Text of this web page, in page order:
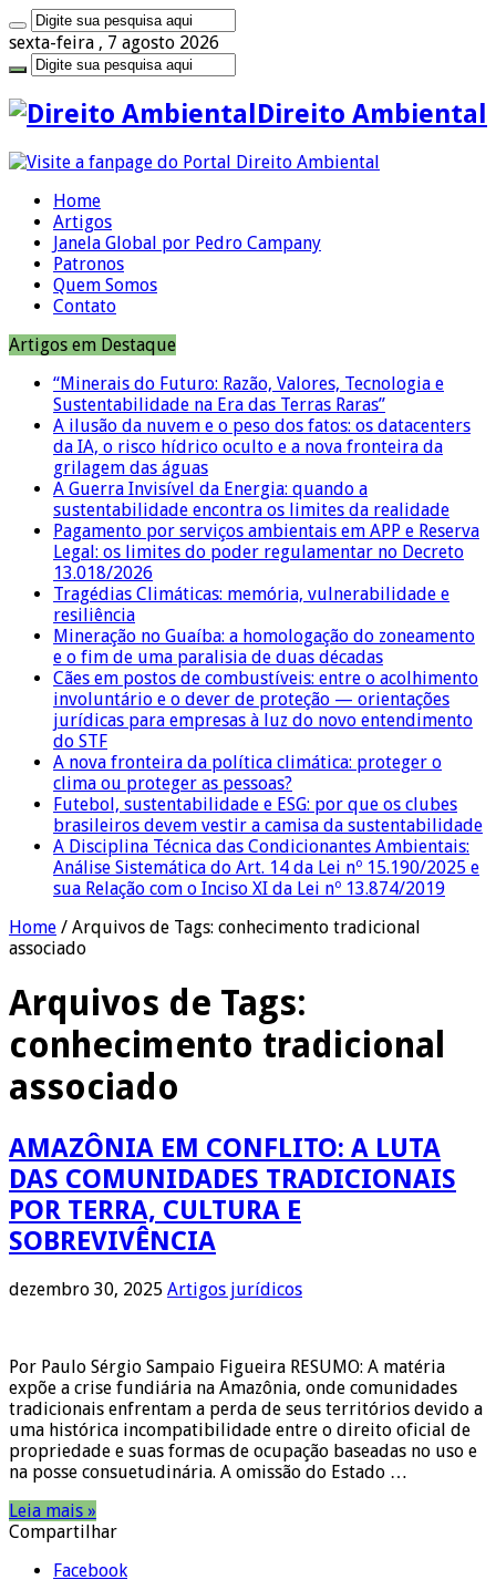
sexta-feira , 7 agosto 2026
Direito Ambiental
Home
Artigos
Janela Global por Pedro Campany
Patronos
Quem Somos
Contato
Artigos em Destaque
“Minerais do Futuro: Razão, Valores, Tecnologia e
Sustentabilidade na Era das Terras Raras”
A ilusão da nuvem e o peso dos fatos: os datacenters
da IA, o risco hídrico oculto e a nova fronteira da
grilagem das águas
A Guerra Invisível da Energia: quando a
sustentabilidade encontra os limites da realidade
Pagamento por serviços ambientais em APP e Reserva
Legal: os limites do poder regulamentar no Decreto
13.018/2026
Tragédias Climáticas: memória, vulnerabilidade e
resiliência
Mineração no Guaíba: a homologação do zoneamento
e o fim de uma paralisia de duas décadas
Cães em postos de combustíveis: entre o acolhimento
involuntário e o dever de proteção — orientações
jurídicas para empresas à luz do novo entendimento
do STF
A nova fronteira da política climática: proteger o
clima ou proteger as pessoas?
Futebol, sustentabilidade e ESG: por que os clubes
brasileiros devem vestir a camisa da sustentabilidade
A Disciplina Técnica das Condicionantes Ambientais:
Análise Sistemática do Art. 14 da Lei nº 15.190/2025 e
sua Relação com o Inciso XI da Lei nº 13.874/2019
Home / Arquivos de Tags: conhecimento tradicional
associado
Arquivos de Tags:
conhecimento tradicional
associado
AMAZÔNIA EM CONFLITO: A LUTA
DAS COMUNIDADES TRADICIONAIS
POR TERRA, CULTURA E
SOBREVIVÊNCIA
dezembro 30, 2025 Artigos jurídicos
Por Paulo Sérgio Sampaio Figueira RESUMO: A matéria
expõe a crise fundiária na Amazônia, onde comunidades
tradicionais enfrentam a perda de seus territórios devido a
uma histórica incompatibilidade entre o direito oficial de
propriedade e suas formas de ocupação baseadas no uso e
na posse consuetudinária. A omissão do Estado …
Leia mais »
Compartilhar
Facebook